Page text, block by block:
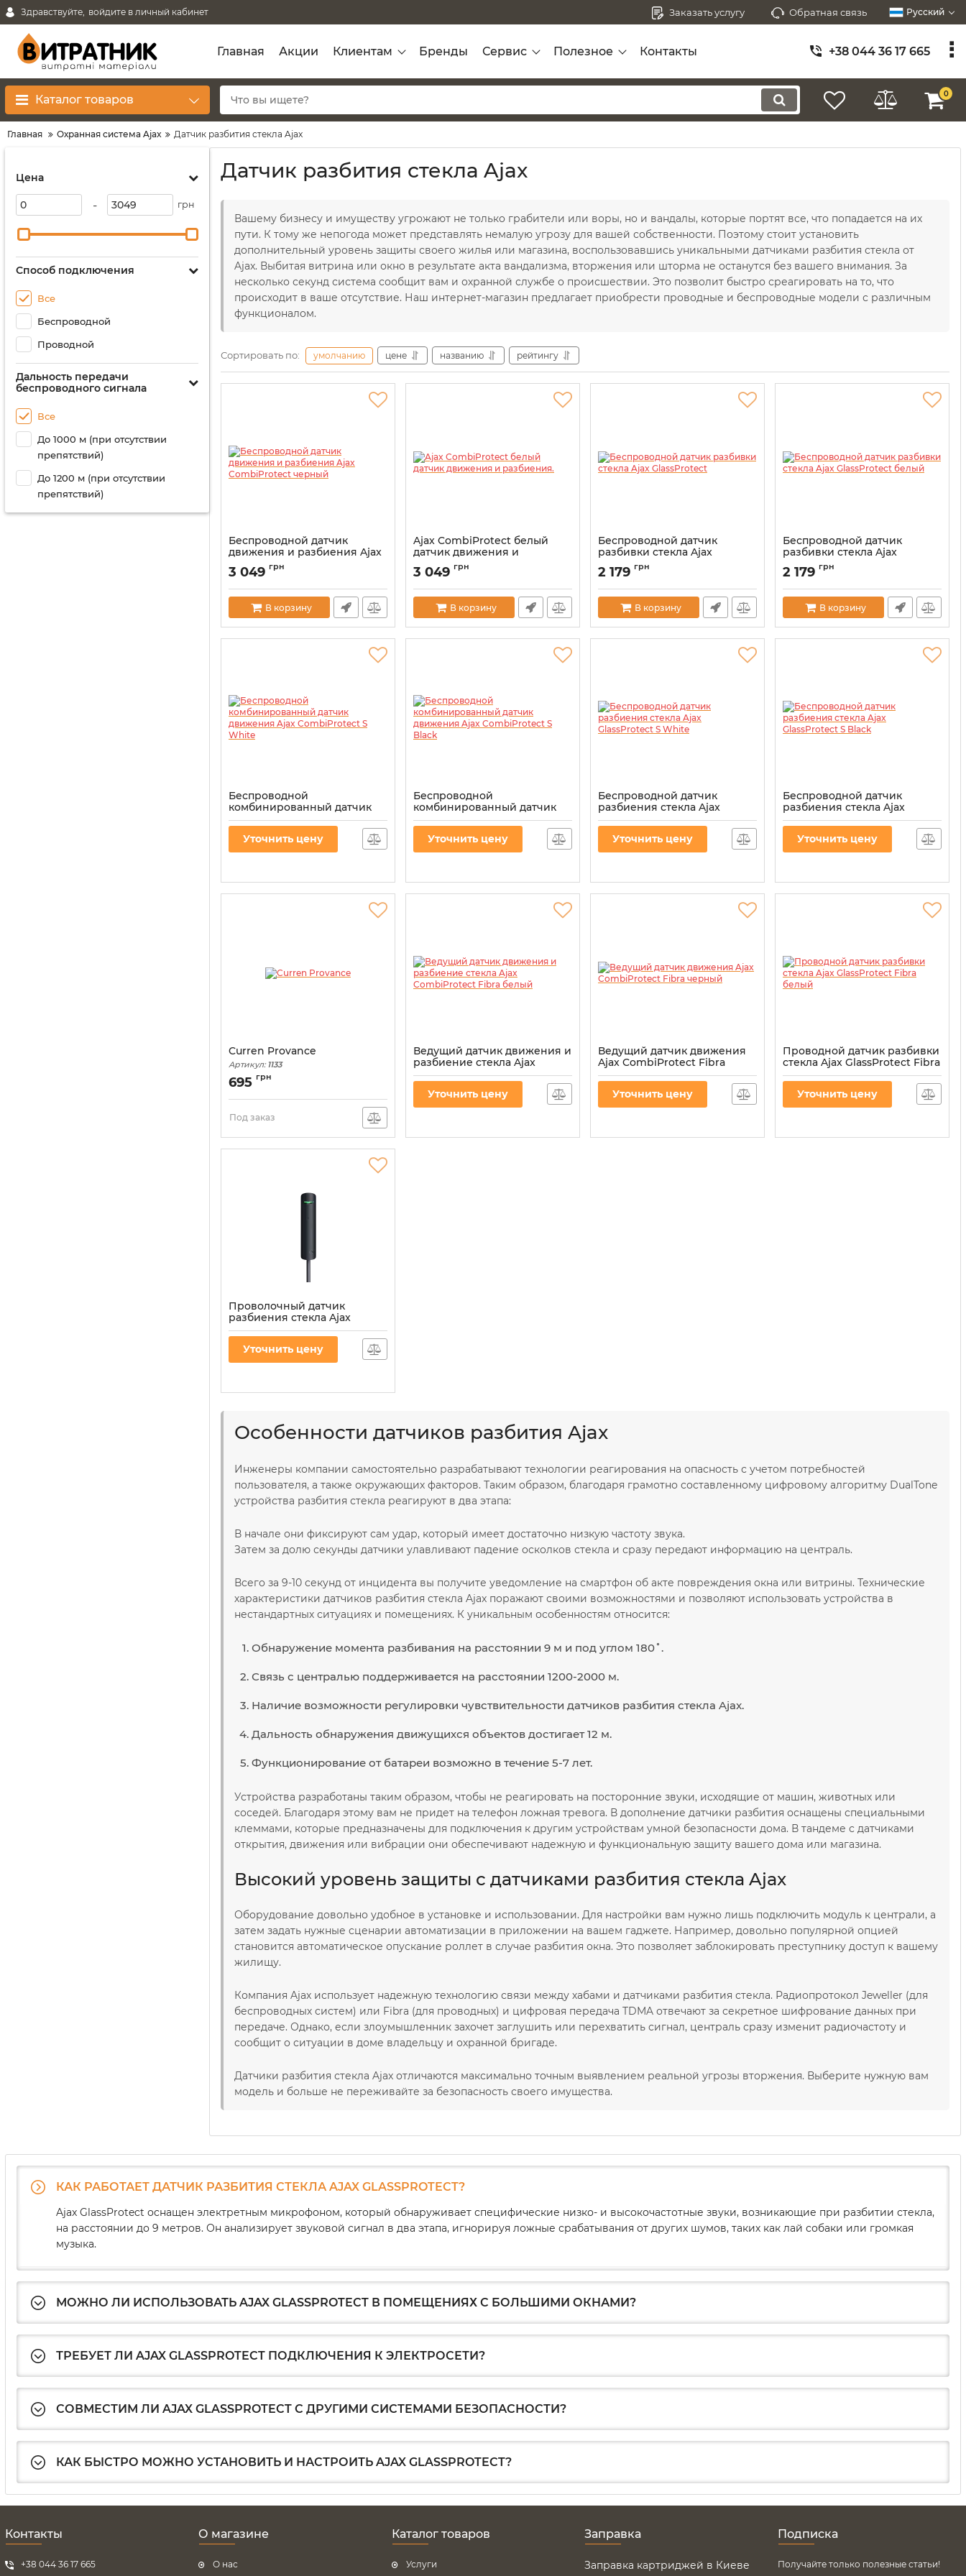
Здравствуйте, войдите в личный кабинет Заказать услугу Обратная связь Русский
Главная Акции Клиентам Бренды Сервис Полезное Контакты +38 044 36 17 665
Каталог товаров 0
Главная Охранная система Ajax Датчик разбития стекла Ajax
Цена
- грн
Способ подключения
Все
Беспроводной
Проводной
Дальность передачи
беспроводного сигнала
Все
До 1000 м (при отсутствии
препятствий)
До 1200 м (при отсутствии
препятствий)
Датчик разбития стекла Ajax
Вашему бизнесу и имуществу угрожают не только грабители или воры, но и вандалы, которые портят все, что попадается на их
пути. К тому же непогода может представлять немалую угрозу для вашей собственности. Поэтому стоит установить
дополнительный уровень защиты своего жилья или магазина, воспользовавшись уникальными датчиками разбития стекла от
Ajax. Выбитая витрина или окно в результате акта вандализма, вторжения или шторма не останутся без вашего внимания. За
несколько секунд система сообщит вам и охранной службе о происшествии. Это позволит быстро среагировать на то, что
происходит в ваше отсутствие. Наш интернет-магазин предлагает приобрести проводные и беспроводные модели с различным
функционалом.
Сортировать по: умолчанию цене названию рейтингу
Беспроводной датчик
движения и разбиения Ajax
CombiProtect черный
Артикул:
3 049 грн
В корзину
Ajax CombiProtect белый
датчик движения и
разбиения.
Артикул:
3 049 грн
В корзину
Беспроводной датчик
разбивки стекла Ajax
GlassProtect
Артикул:
2 179 грн
В корзину
Беспроводной датчик
разбивки стекла Ajax
GlassProtect белый
Артикул:
2 179 грн
В корзину
Беспроводной
комбинированный датчик
движения Ajax CombiProtect
S White
Артикул:000034484
Уточнить цену
Беспроводной
комбинированный датчик
движения Ajax CombiProtect
S Black
Артикул:000034485
Уточнить цену
Беспроводной датчик
разбиения стекла Ajax
GlassProtect S White
Уточнить цену
Беспроводной датчик
разбиения стекла Ajax
GlassProtect S Black
Уточнить цену
Curren Provance
Артикул:1133
695 грн
Под заказ
Ведущий датчик движения и
разбиение стекла Ajax
CombiProtect Fibra белый
Уточнить цену
Ведущий датчик движения
Ajax CombiProtect Fibra
черный
Уточнить цену
Проводной датчик разбивки
стекла Ajax GlassProtect Fibra
белый
Уточнить цену
Проволочный датчик
разбиения стекла Ajax
GlassProtect Fibra черный
Уточнить цену
Особенности датчиков разбития Ajax
Инженеры компании самостоятельно разрабатывают технологии реагирования на опасность с учетом потребностей
пользователя, а также окружающих факторов. Таким образом, благодаря грамотно составленному цифровому алгоритму DualTone
устройства разбития стекла реагируют в два этапа:
В начале они фиксируют сам удар, который имеет достаточно низкую частоту звука.
Затем за долю секунды датчики улавливают падение осколков стекла и сразу передают информацию на централь.
Всего за 9-10 секунд от инцидента вы получите уведомление на смартфон об акте повреждения окна или витрины. Технические
характеристики датчиков разбития стекла Ajax поражают своими возможностями и позволяют использовать устройства в
нестандартных ситуациях и помещениях. К уникальным особенностям относится:
Обнаружение момента разбивания на расстоянии 9 м и под углом 180˚.
Связь с централью поддерживается на расстоянии 1200-2000 м.
Наличие возможности регулировки чувствительности датчиков разбития стекла Ajax.
Дальность обнаружения движущихся объектов достигает 12 м.
Функционирование от батареи возможно в течение 5-7 лет.
Устройства разработаны таким образом, чтобы не реагировать на посторонние звуки, исходящие от машин, животных или
соседей. Благодаря этому вам не придет на телефон ложная тревога. В дополнение датчики разбития оснащены специальными
клеммами, которые предназначены для подключения к другим устройствам умной безопасности дома. В тандеме с датчиками
открытия, движения или вибрации они обеспечивают надежную и функциональную защиту вашего дома или магазина.
Высокий уровень защиты с датчиками разбития стекла Ajax
Оборудование довольно удобное в установке и использовании. Для настройки вам нужно лишь подключить модуль к централи, а
затем задать нужные сценарии автоматизации в приложении на вашем гаджете. Например, довольно популярной опцией
становится автоматическое опускание роллет в случае разбития окна. Это позволяет заблокировать преступнику доступ к вашему
жилищу.
Компания Ajax использует надежную технологию связи между хабами и датчиками разбития стекла. Радиопротокол Jeweller (для
беспроводных систем) или Fibra (для проводных) и цифровая передача TDMA отвечают за секретное шифрование данных при
передаче. Однако, если злоумышленник захочет заглушить или перехватить сигнал, централь сразу изменит радиочастоту и
сообщит о ситуации в доме владельцу и охранной бригаде.
Датчики разбития стекла Ajax отличаются максимально точным выявлением реальной угрозы вторжения. Выберите нужную вам
модель и больше не переживайте за безопасность своего имущества.
КАК РАБОТАЕТ ДАТЧИК РАЗБИТИЯ СТЕКЛА AJAX GLASSPROTECT?
Ajax GlassProtect оснащен электретным микрофоном, который обнаруживает специфические низко- и высокочастотные звуки, возникающие при разбитии стекла,
на расстоянии до 9 метров. Он анализирует звуковой сигнал в два этапа, игнорируя ложные срабатывания от других шумов, таких как лай собаки или громкая
музыка.
МОЖНО ЛИ ИСПОЛЬЗОВАТЬ AJAX GLASSPROTECT В ПОМЕЩЕНИЯХ С БОЛЬШИМИ ОКНАМИ?
ТРЕБУЕТ ЛИ AJAX GLASSPROTECT ПОДКЛЮЧЕНИЯ К ЭЛЕКТРОСЕТИ?
СОВМЕСТИМ ЛИ AJAX GLASSPROTECT С ДРУГИМИ СИСТЕМАМИ БЕЗОПАСНОСТИ?
КАК БЫСТРО МОЖНО УСТАНОВИТЬ И НАСТРОИТЬ AJAX GLASSPROTECT?
Контакты
+38 044 36 17 665
О магазине
О нас
Каталог товаров
Услуги
Заправка
Заправка картриджей в Киеве
Подписка
Получайте только полезные статьи!